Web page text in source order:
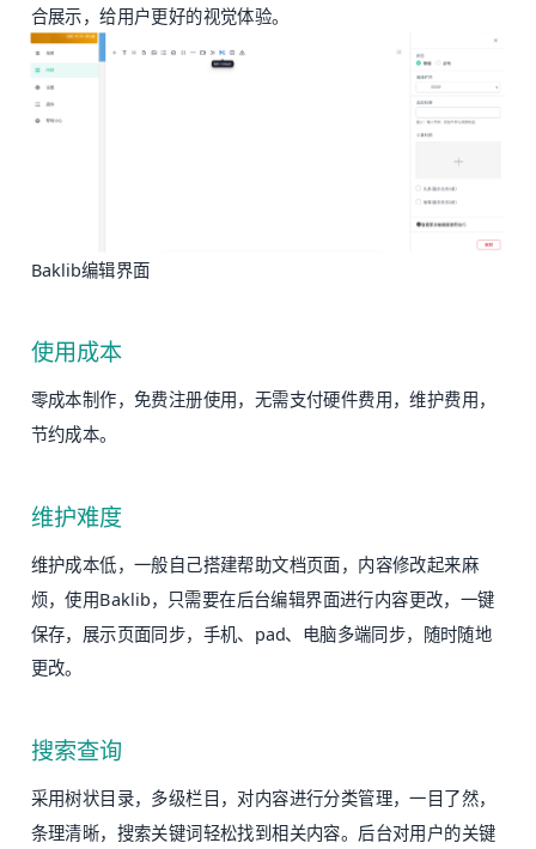
合展示，给用户更好的视觉体验。
Baklib编辑界面
使用成本
零成本制作，免费注册使用，无需支付硬件费用，维护费用，
节约成本。
维护难度
维护成本低，一般自己搭建帮助文档页面，内容修改起来麻
烦，使用Baklib，只需要在后台编辑界面进行内容更改，一键
保存，展示页面同步，手机、pad、电脑多端同步，随时随地
更改。
搜索查询
采用树状目录，多级栏目，对内容进行分类管理，一目了然，
条理清晰，搜索关键词轻松找到相关内容。后台对用户的关键